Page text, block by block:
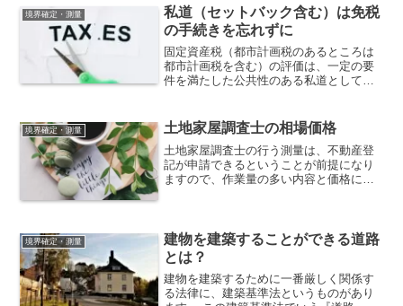
た点を立会確認しているだけの作業とな
ります。
境界確定・測量
私道（セットバック含む）は免税
の手続きを忘れずに
固定資産税（都市計画税のあるところは
都市計画税を含む）の評価は、一定の要
件を満たした公共性のある私道として認
申請する必要があります。
境界確定・測量 土地家屋調査士の相場価格
土地家屋調査士の行う測量は、不動産登
記が申請できるということが前提になり
ますので、作業量の多い内容と価格にな
境界確定・測量
建物を建築することができる道路
とは？
建物を建築するために一番厳しく関係す
る法律に、建築基準法というものがあり